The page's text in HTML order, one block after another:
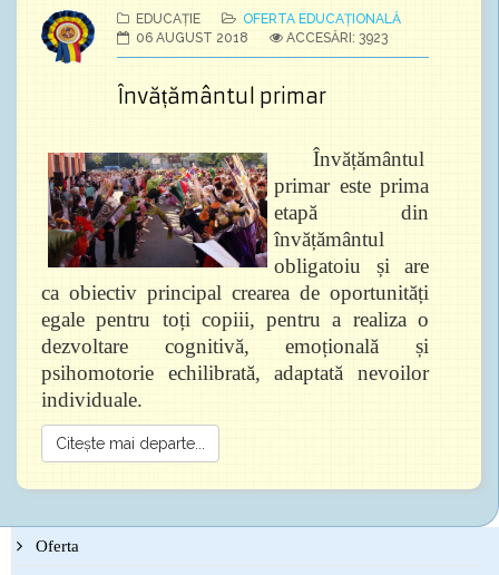
EDUCAȚIE
OFERTA EDUCAȚIONALĂ
06 AUGUST 2018
ACCESĂRI: 3923
Învățământul primar
Învățământul
primar este prima
etapă din
învățământul
obligatoiu și are
ca obiectiv principal crearea de oportunități
egale pentru toți copiii, pentru a realiza o
dezvoltare cognitivă, emoțională și
psihomotorie echilibrată, adaptată nevoilor
individuale.
Citește mai departe...
Oferta